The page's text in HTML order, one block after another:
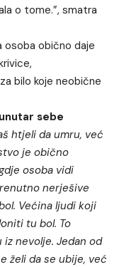
o tome.”, smatra
osoba obično daje
bilo koje neobične
sebe
htjeli da umru, već
je obično
osoba vidi
nerješive
Većina ljudi koji
tu bol. To
nevolje. Jedan od
želi da se ubije, već